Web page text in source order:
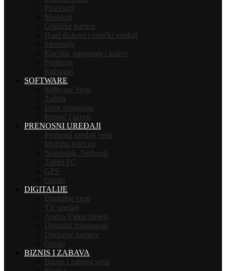
Procesori
Monitori
Grafičke kartice
Hard diskovi i optički uređaji
Memorije
Kućišta, napajanja i kuleri
Periferije
Računari
SOFTWARE
Software Vesti
Zaštita
Izbor programa
Pomoć i saveti
PRENOSNI UREĐAJI
Prenosni uređaji vesti
Mobilni telefoni
Notebook, Netbook
Tablet PC
GPS
Ostalo
DIGITALIJE
Digitalije vesti
TV uređaji
Audio-Video plejeri
Digitalni fotoaparati
Digitalne kamere
Ostalo
BIZNIS I ZABAVA
Biznis i zabava vesti